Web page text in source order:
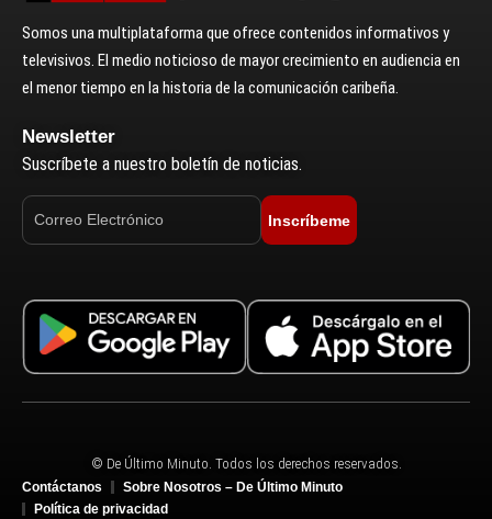
Somos una multiplataforma que ofrece contenidos informativos y
televisivos. El medio noticioso de mayor crecimiento en audiencia en
el menor tiempo en la historia de la comunicación caribeña.
Newsletter
Suscríbete a nuestro boletín de noticias.
Inscríbeme
© De Último Minuto. Todos los derechos reservados.
Contáctanos
Sobre Nosotros – De Último Minuto
Política de privacidad